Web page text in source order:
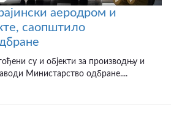
аеродром и
саопштило
су и објекти за производњу и
Министарство одбране....